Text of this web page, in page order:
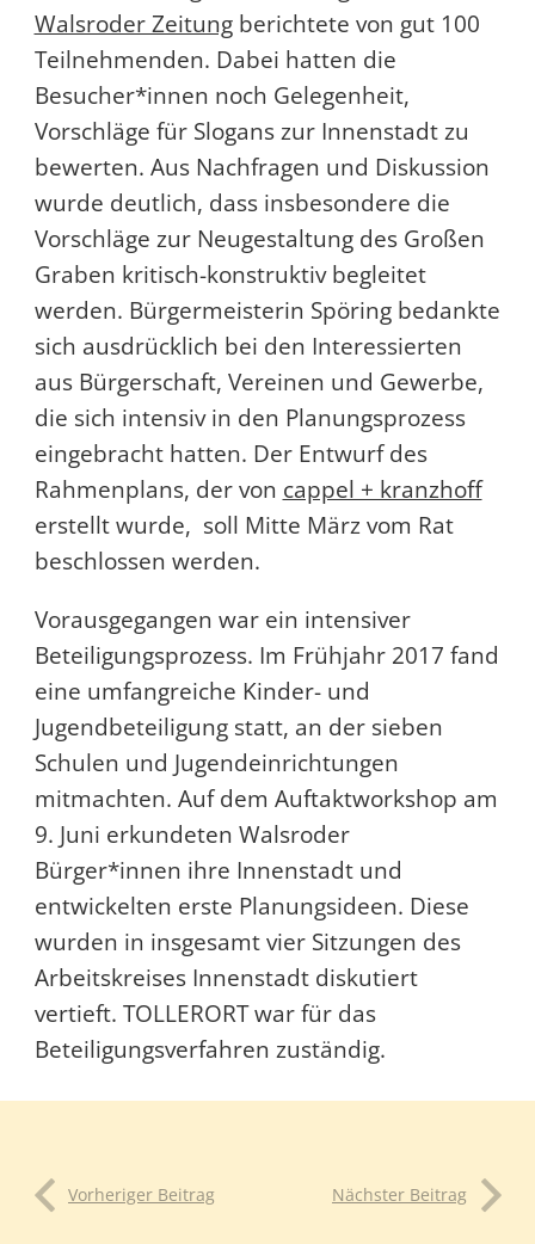
Walsroder Zeitungberichtete von gut 100
Teilnehmenden. Dabei hatten die
Besucher*innen noch Gelegenheit,
Vorschläge für Slogans zur Innenstadt zu
bewerten. Aus Nachfragen und Diskussion
wurde deutlich, dass insbesondere die
Vorschläge zur Neugestaltung des Großen
Graben kritisch-konstruktiv begleitet
werden. Bürgermeisterin Spöring bedankte
sich ausdrücklich bei den Interessierten
aus Bürgerschaft, Vereinen und Gewerbe,
die sich intensiv in den Planungsprozess
eingebracht hatten. Der Entwurf des
Rahmenplans, der von cappel + kranzhoff
erstellt wurde, soll Mitte März vom Rat
beschlossen werden.
Vorausgegangen war ein intensiver
Beteiligungsprozess. Im Frühjahr 2017 fand
eine umfangreiche Kinder- und
Jugendbeteiligung statt, an der sieben
Schulen und Jugendeinrichtungen
mitmachten. Auf dem Auftaktworkshop am
9. Juni erkundeten Walsroder
Bürger*innen ihre Innenstadt und
entwickelten erste Planungsideen. Diese
wurden in insgesamt vier Sitzungen des
Arbeitskreises Innenstadt diskutiert
vertieft. TOLLERORT war für das
Beteiligungsverfahren zuständig.
Vorheriger Beitrag Nächster Beitrag